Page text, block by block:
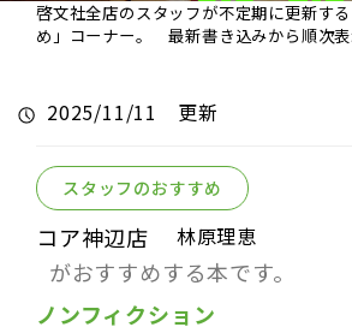
啓文社全店のスタッフが不定期に更新す
め」コーナー。 最新書き込みから順次表
2025/11/11 更新
スタッフのおすすめ
コア神辺店 林原理恵
がおすすめする本です。
ノンフィクション